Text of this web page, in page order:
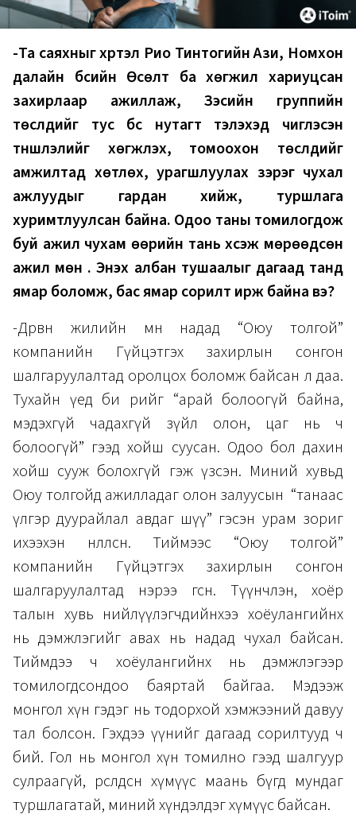
-Та саяхныг хүртэл Рио Тинтогийн Ази, Номхон
далайн бүсийн Өсөлт ба хөгжил хариуцсан
захирлаар ажиллаж, Зэсийн группийн
төслүүдийг тус бүс нутагт тэлэхэд чиглэсэн
түншлэлийг хөгжүүлэх, томоохон төслүүдийг
амжилтад хөтлөх, урагшлуулах зэрэг чухал
ажлуудыг гардан хийж, туршлага
хуримтлуулсан байна. Одоо таны томилогдож
буй ажил чухам өөрийн тань хүсэж мөрөөдсөн
ажил мөн үү. Энэхүү албан тушаалыг дагаад танд
ямар боломж, бас ямар сорилт ирж байна вэ?
-Дөрвөн жилийн өмнө надад “Оюу толгой”
компанийн Гүйцэтгэх захирлын сонгон
шалгаруулалтад оролцох боломж байсан л даа.
Тухайн үед би өөрийгөө “арай болоогүй байна,
мэдэхгүй чадахгүй зүйл олон, цаг нь ч
болоогүй” гээд хойш суусан. Одоо бол дахин
хойш сууж болохгүй гэж үзсэн. Миний хувьд
Оюу толгойд ажилладаг олон залуусын “танаас
үлгэр дуурайлал авдаг шүү” гэсэн урам зориг
ихээхэн нөлөөлсөн. Тиймээс “Оюу толгой”
компанийн Гүйцэтгэх захирлын сонгон
шалгаруулалтад нэрээ өгсөн. Түүнчлэн, хоёр
талын хувь нийлүүлэгчдийнхээ хоёулангийнх
нь дэмжлэгийг авах нь надад чухал байсан.
Тиймдээ ч хоёулангийнх нь дэмжлэгээр
томилогдсондоо баяртай байгаа. Мэдээж
монгол хүн гэдэг нь тодорхой хэмжээний давуу
тал болсон. Гэхдээ үүнийг дагаад сорилтууд ч
бий. Гол нь монгол хүн томилно гээд шалгуур
сулраагүй, өрсөлдсөн хүмүүс маань бүгд мундаг
туршлагатай, миний хүндэлдэг хүмүүс байсан.